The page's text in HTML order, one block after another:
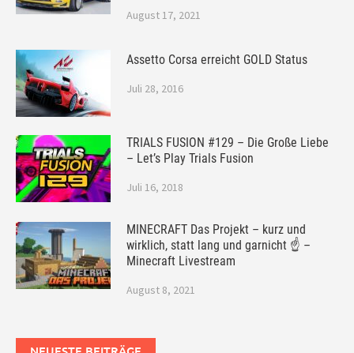
August 17, 2021
Assetto Corsa erreicht GOLD Status
Juli 28, 2016
TRIALS FUSION #129 – Die Große Liebe
– Let’s Play Trials Fusion
Juli 16, 2018
MINECRAFT Das Projekt – kurz und
wirklich, statt lang und garnicht ☝ –
Minecraft Livestream
August 8, 2021